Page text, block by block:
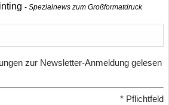
Spezialnews zum Großformatdruck
zur Newsletter-Anmeldung gelesen
* Pflichtfeld